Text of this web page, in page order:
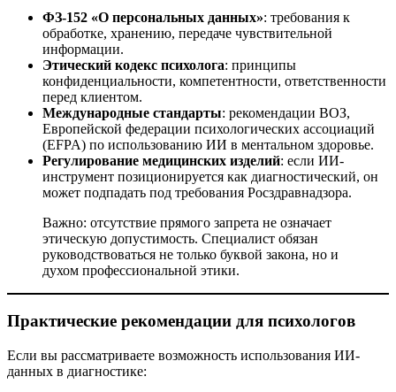
ФЗ-152 «О персональных данных»: требования к
обработке, хранению, передаче чувствительной
информации.
Этический кодекс психолога: принципы
конфиденциальности, компетентности, ответственности
перед клиентом.
Международные стандарты: рекомендации ВОЗ,
Европейской федерации психологических ассоциаций
(EFPA) по использованию ИИ в ментальном здоровье.
Регулирование медицинских изделий: если ИИ-
инструмент позиционируется как диагностический, он
может подпадать под требования Росздравнадзора.
Важно: отсутствие прямого запрета не означает
этическую допустимость. Специалист обязан
руководствоваться не только буквой закона, но и
духом профессиональной этики.
Практические рекомендации для психологов
Если вы рассматриваете возможность использования ИИ-
данных в диагностике: